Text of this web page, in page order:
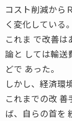
コスト削減から
く変化している。
これま で改善
論と しては輸送
どで あった。
しかし、経済環
これまでの改
ば、自らの首を